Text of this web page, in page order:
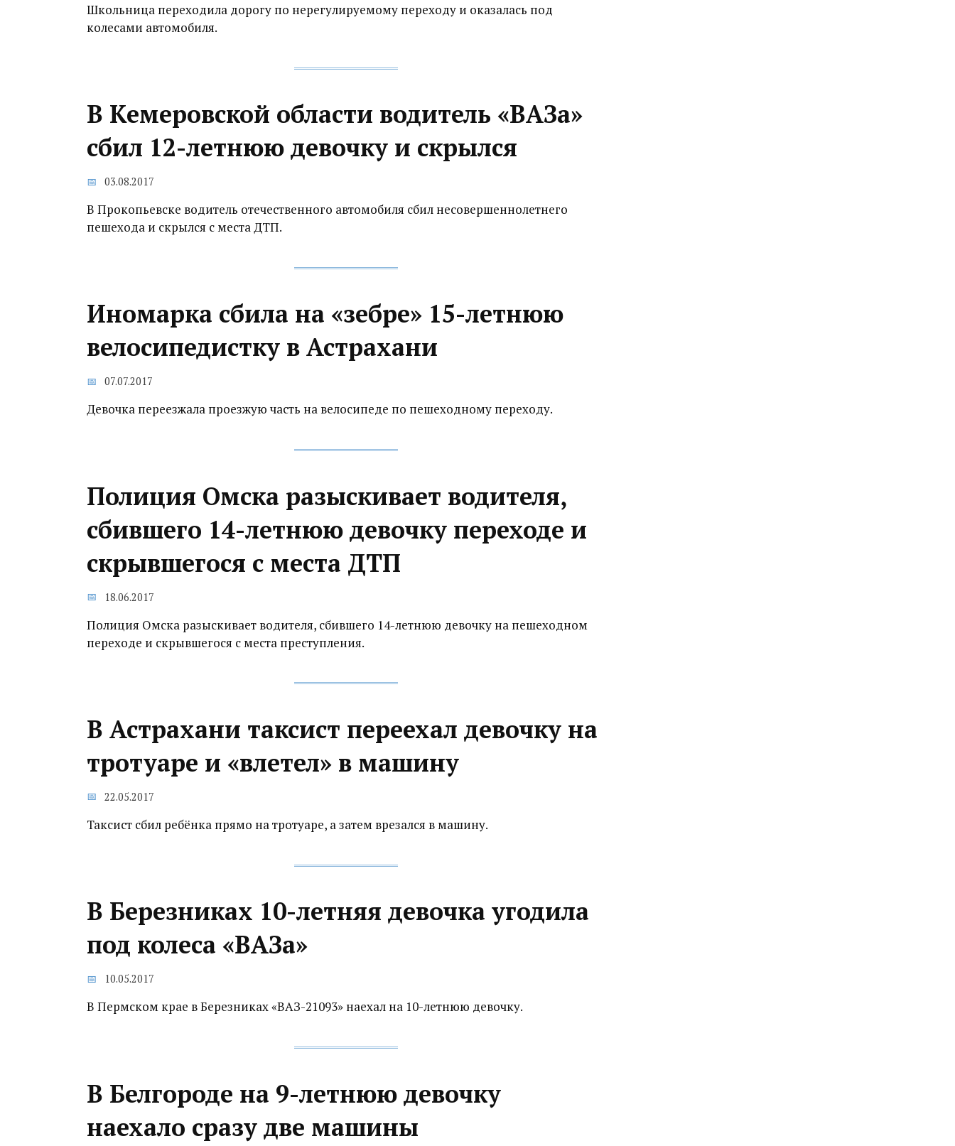
Школьница переходила дорогу по нерегулируемому переходу и оказалась под
колесами автомобиля.
В Кемеровской области водитель «ВАЗа»
сбил 12-летнюю девочку и скрылся
03.08.2017
В Прокопьевске водитель отечественного автомобиля сбил несовершеннолетнего
пешехода и скрылся с места ДТП.
Иномарка сбила на «зебре» 15-летнюю
велосипедистку‍ в Астрахани
07.07.2017
Девочка переезжала проезжую часть на велосипеде по пешеходному переходу.
Полиция Омска разыскивает водителя,
сбившего 14-летнюю девочку переходе и
скрывшегося с места ДТП
18.06.2017
Полиция Омска разыскивает водителя, сбившего 14-летнюю девочку на пешеходном
переходе и скрывшегося с места преступления.
В Астрахани таксист переехал девочку на
тротуаре и «влетел» в машину
22.05.2017
Таксист сбил ребёнка прямо на тротуаре, а затем врезался в машину.
В Березниках 10-летняя девочка угодила
под колеса «ВАЗа»
10.05.2017
В Пермском крае в Березниках «ВАЗ-21093» наехал на 10-летнюю девочку.
В Белгороде на 9-летнюю девочку
наехало сразу две машины